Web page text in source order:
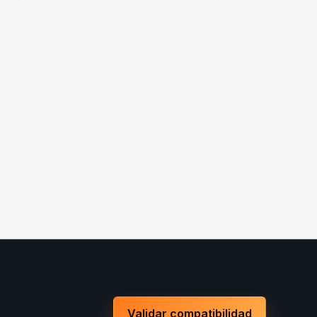
Validar compatibilidad